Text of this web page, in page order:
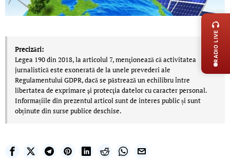
Precizări:
Legea 190 din 2018, la articolul 7, menţionează că activitatea
jurnalistică este exonerată de la unele prevederi ale
Regulamentului GDPR, dacă se păstrează un echilibru între
libertatea de exprimare şi protecţia datelor cu caracter personal.
Informațiile din prezentul articol sunt de interes public și sunt
obținute din surse publice deschise.
RADIO LIVE